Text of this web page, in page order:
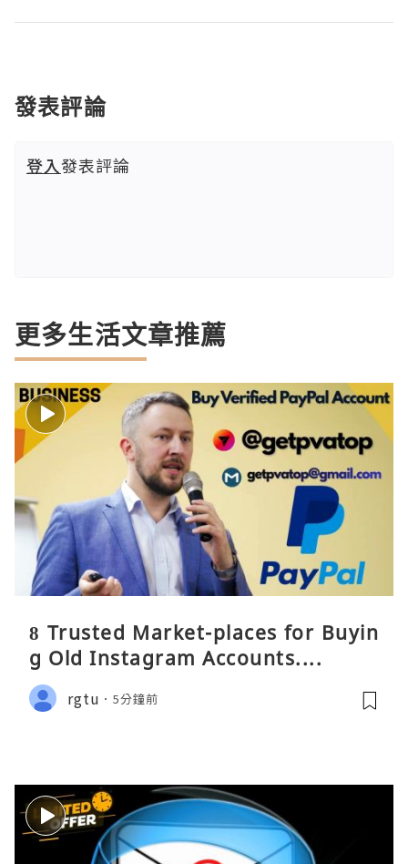
發表評論
登入發表評論
更多生活文章推薦
8 Trusted Market-places for Buyin
g Old Instagram Accounts....
rgtu 5分鐘前